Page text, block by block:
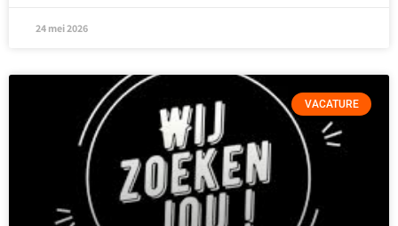
24 mei 2026
VACATURE